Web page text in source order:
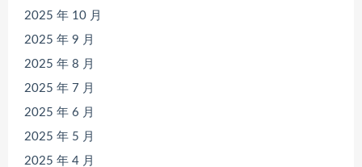
2025 年 10 月
2025 年 9 月
2025 年 8 月
2025 年 7 月
2025 年 6 月
2025 年 5 月
2025 年 4 月